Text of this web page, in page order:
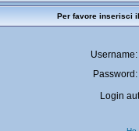
Per favore inserisci
Username:
Password:
Login